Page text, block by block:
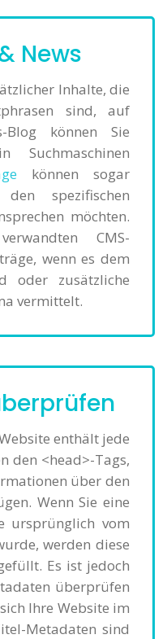
News
Inhalte, die
sind, auf
Blog können Sie
können sogar
spezifischen
möchten.
CMS-
wenn es dem
oder zusätzliche
vermittelt.
enthält jede
den <head>-Tags,
über den
Wenn Sie eine
ursprünglich vom
werden diese
Es ist jedoch
überprüfen
Ihre Website im
Metadaten sind